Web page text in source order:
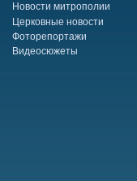
Новости митрополии
Церковные новости
Фоторепортажи
Видеосюжеты